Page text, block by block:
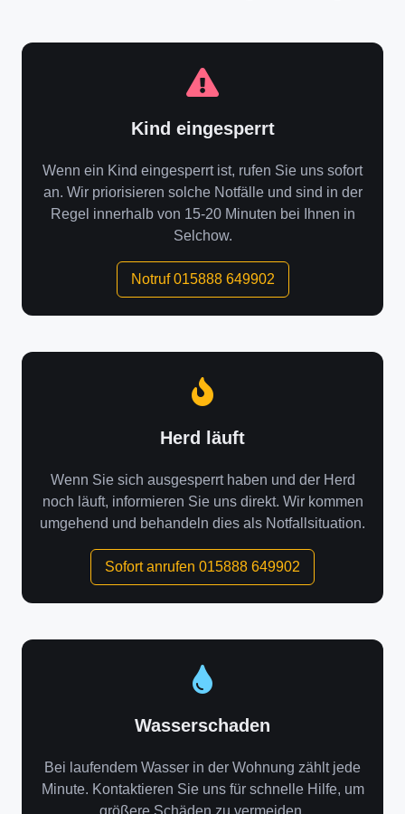
Kind eingesperrt
Wenn ein Kind eingesperrt ist, rufen Sie uns sofort
an. Wir priorisieren solche Notfälle und sind in der
Regel innerhalb von 15-20 Minuten bei Ihnen in
Selchow.
Notruf 015888 649902
Herd läuft
Wenn Sie sich ausgesperrt haben und der Herd
noch läuft, informieren Sie uns direkt. Wir kommen
umgehend und behandeln dies als Notfallsituation.
Sofort anrufen 015888 649902
Wasserschaden
Bei laufendem Wasser in der Wohnung zählt jede
Minute. Kontaktieren Sie uns für schnelle Hilfe, um
größere Schäden zu vermeiden.